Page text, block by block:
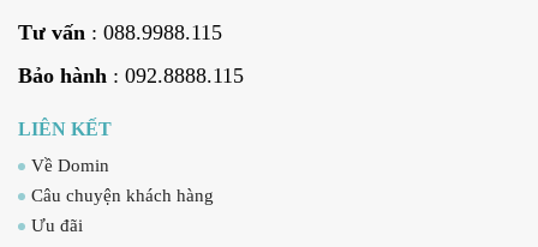
Tư vấn : 088.9988.115
Bảo hành : 092.8888.115
LIÊN KẾT
Về Domin
Câu chuyện khách hàng
Ưu đãi